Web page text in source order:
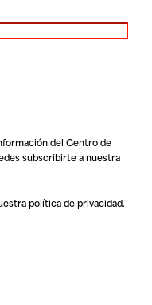
del Centro de
subscribirte a nuestra
política de privacidad.